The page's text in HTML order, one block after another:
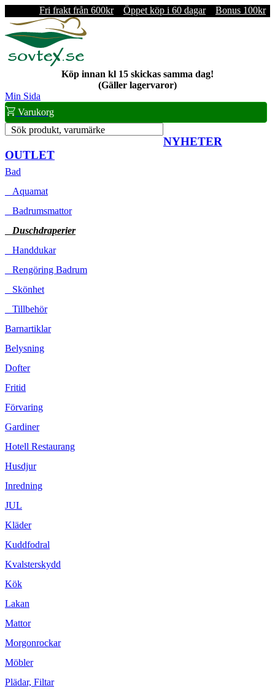
Fri frakt från 600kr Öppet köp i 60 dagar Bonus 100kr
Köp innan kl 15 skickas samma dag!
(Gäller lagervaror)
Min Sida
Varukorg
Sök produkt, varumärke
NYHETER
OUTLET
Bad
Aquamat
Badrumsmattor
Duschdraperier
Handdukar
Rengöring Badrum
Skönhet
Tillbehör
Barnartiklar
Belysning
Dofter
Fritid
Förvaring
Gardiner
Hotell Restaurang
Husdjur
Inredning
JUL
Kläder
Kuddfodral
Kvalsterskydd
Kök
Lakan
Mattor
Morgonrockar
Möbler
Plädar, Filtar